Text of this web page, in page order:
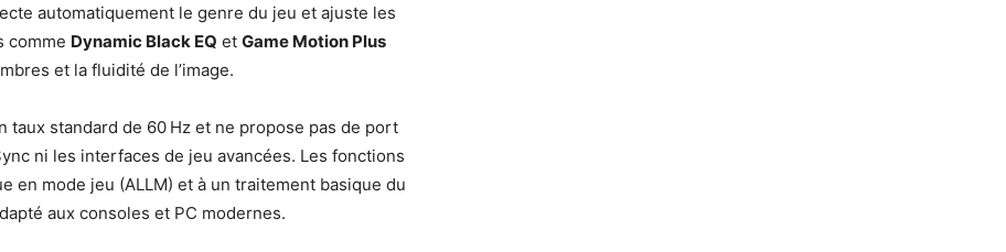
automatiquement le genre du jeu et ajuste les
comme Dynamic Black EQ et Game Motion Plus
et la fluidité de l’image.
taux standard de 60 Hz et ne propose pas de port
ni les interfaces de jeu avancées. Les fonctions
en mode jeu (ALLM) et à un traitement basique du
aux consoles et PC modernes.